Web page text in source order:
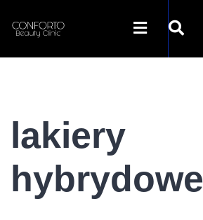
KATEGORIE
PROMOCJE
lakiery
hybrydowe